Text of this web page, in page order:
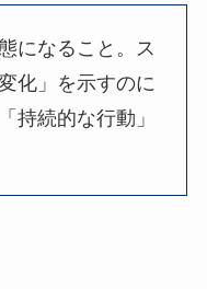
になること。ス
化」を示すのに
持続的な行動」